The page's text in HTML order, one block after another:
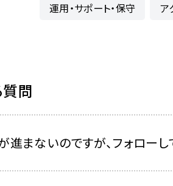
運用・サポート・保守 ア
質問
進まないのですが、フォロー